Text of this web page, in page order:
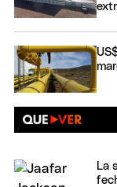
La